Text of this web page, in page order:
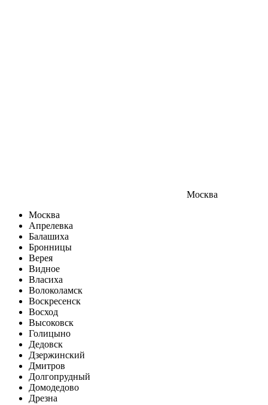
Москва
Москва
Апрелевка
Балашиха
Бронницы
Верея
Видное
Власиха
Волоколамск
Воскресенск
Восход
Высоковск
Голицыно
Дедовск
Дзержинский
Дмитров
Долгопрудный
Домодедово
Дрезна